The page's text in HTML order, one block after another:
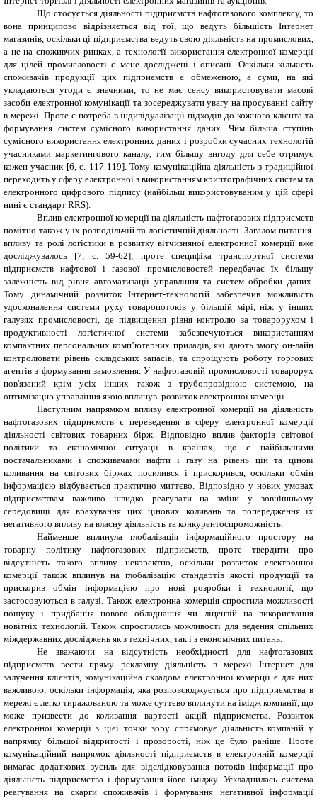
Що стосується діяльності підприємств нафтогазового комплексу, то
вона принципово відрізняється від тої, що ведуть більшість Інтернет
магазинів, оскільки ці підприємства ведуть свою діяльність на промислових,
а не на споживчих ринках, а технології використання електронної комерції
для цілей промисловості є мене досліджені і описані. Оскільки кількість
споживачів продукції цих підприємств є обмеженою, а суми, на які
укладаються угоди є значними, то не має сенсу використовувати масові
засоби електронної комунікації та зосереджувати увагу на просуванні сайту
в мережі. Проте є потреба в індивідуалізації підходів до кожного клієнта та
формування систем сумісного використання даних. Чим більша ступінь
сумісного використання електронних даних і розробки сучасних технологій
учасниками маркетингового каналу, тим більшу вигоду для себе отримує
кожен учасник [6, с. 117-119]. Тому комунікаційна діяльність з традиційної
переходить у сферу електронної з використанням криптографічних систем та
електронного цифрового підпису (найбільш використовуваним у цій сфері
нині є стандарт RRS).
Вплив електронної комерції на діяльність нафтогазових підприємств
помітно також у їх розподільчій та логістичній діяльності. Загалом питання
впливу та ролі логістики в розвитку вітчизняної електронної комерції вже
досліджувалось [7, с. 59-62], проте специфіка транспортної системи
підприємств нафтової і газової промисловостей передбачає їх більшу
залежність від рівня автоматизації управління та систем обробки даних.
Тому динамічний розвиток Інтернет-технологій забезпечив можливість
удосконалення системи руху товаропотоків у більшій мірі, ніж у інших
галузях промисловості, де підвищення рівня контролю за товарорухом і
продуктивності логістичної системи забезпечуються використанням
компактних персональних комп’ютерних приладів, які дають змогу он-лайн
контролювати рівень складських запасів, та спрощують роботу торгових
агентів з формування замовлення. У нафтогазовій промисловості товарорух
пов'язаний крім усіх інших також з трубопровідною системою, на
оптимізацію управління якою вплинув розвиток електронної комерції.
Наступним напрямком впливу електронної комерції на діяльність
нафтогазових підприємств є переведення в сферу електронної комерції
діяльності світових товарних бірж. Відповідно вплив факторів світової
політики та економічної ситуації в країнах, що є найбільшими
постачальниками і споживачами нафти і газу на рівень цін та цінові
коливання на світових біржах посилився і прискорився, оскільки обмін
інформацією відбувається практично миттєво. Відповідно у нових умовах
підприємствам важливо швидко реагувати на зміни у зовнішньому
середовищі для врахування цих цінових коливань та попередження їх
негативного впливу на власну діяльність та конкурентоспроможність.
Найменше вплинула глобалізація інформаційного простору на
товарну політику нафтогазових підприємств, проте твердити про
відсутність такого впливу некоректно, оскільки розвиток електронної
комерції також вплинув на глобалізацію стандартів якості продукції та
прискорив обмін інформацією про нові розробки і технології, що
застосовуються в галузі. Також електронна комерція спростила можливості
пошуку і придбання нового обладнання чи ліцензій на використання
новітніх технологій. Також спростились можливості для ведення спільних
міждержавних досліджень як з технічних, так і з економічних питань.
Не зважаючи на відсутність необхідності для нафтогазових
підприємств вести пряму рекламну діяльність в мережі Інтернет для
залучення клієнтів, комунікаційна складова електронної комерції є для них
важливою, оскільки інформація, яка розповсюджується про підприємства в
мережі є легко тиражованою та може суттєво вплинути на імідж компанії, що
може призвести до коливання вартості акцій підприємства. Розвиток
електронної комерції з цієї точки зору спрямовує діяльність компаній у
напрямку більшої відкритості і прозорості, ніж це було раніше. Проте
комунікаційний напрямок діяльності підприємств в електронній комерції
вимагає додаткових зусиль для відслідковування потоків інформації про
діяльність підприємства і формування його іміджу. Ускладнилась система
реагування на скарги споживачів і формування негативної інформації